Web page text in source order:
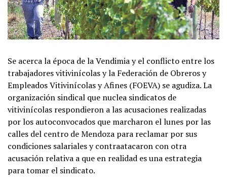
Se acerca la época de la Vendimia y el conflicto entre los
trabajadores vitivinícolas y la Federación de Obreros y
Empleados Vitivinícolas y Afines (FOEVA) se agudiza. La
organización sindical que nuclea sindicatos de
vitivinícolas respondieron a las acusaciones realizadas
por los autoconvocados que marcharon el lunes por las
calles del centro de Mendoza para reclamar por sus
condiciones salariales y contraatacaron con otra
acusación relativa a que en realidad es una estrategia
para tomar el sindicato.